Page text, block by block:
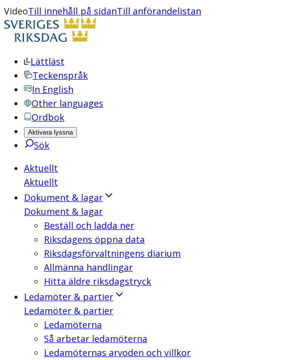
VideoTill innehåll på sidanTill anförandelistan
Lättläst
Teckenspråk
In English
Other languages
Ordbok
Aktivera lyssna
Sök
Aktuellt
Aktuellt
Dokument & lagar
Dokument & lagar
Beställ och ladda ner
Riksdagens öppna data
Riksdagsförvaltningens diarium
Allmänna handlingar
Hitta äldre riksdagstryck
Ledamöter & partier
Ledamöter & partier
Ledamöterna
Så arbetar ledamöterna
Ledamöternas arvoden och villkor